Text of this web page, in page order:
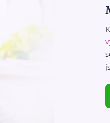
Allianz pojišťovna, a. s.
Čáslav
Na našich obchodních
profesionála, který vám rád
https://www.allianz.cz/